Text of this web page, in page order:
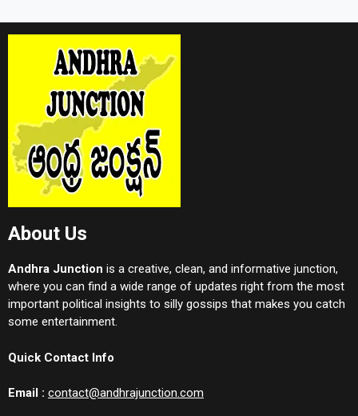
About Us
Andhra Junction is a creative, clean, and informative junction,
where you can find a wide range of updates right from the most
important political insights to silly gossips that makes you catch
some entertainment.
Quick Contact Info
Email : contact@andhrajunction.com